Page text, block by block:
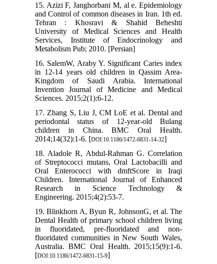
15. Azizi F, Janghorbani M, al e. Epidemiology
and Control of common diseases in Iran. 1th ed.
Tehran : Khosravi & Shahid Beheshti
University of Medical Sciences and Health
Services, Institute of Endocrinology and
Metabolism Pub; 2010. [Persian]
16. SalemW, Araby Y. Significant Caries index
in 12-14 years old children in Qassim Area-
Kingdom of Saudi Arabia. International
Invention Journal of Medicine and Medical
Sciences. 2015;2(1):6-12.
17. Zhang S, Liu J, CM LoE et al. Dental and
periodontal status of 12-year-old Bulang
children in China. BMC Oral Health.
2014;14(32):1-6. [DOI:10.1186/1472-6831-14-32]
18. Aladole R, Abdul-Rahman G. Correlation
of Streptococci mutans, Oral Lactobacilli and
Oral Enterococci with dmftScore in Iraqi
Children. International Journal of Enhanced
Research in Science Technology &
Engineering. 2015;4(2):53-7.
19. Blinkhorn A, Byun R, JohnsonG, et al. The
Dental Health of primary school children living
in fluoridated, pre-fluoridated and non-
fluoridated communities in New South Wales,
Australia. BMC Oral Health. 2015;15(9):1-6.
[DOI:10.1186/1472-6831-15-9]